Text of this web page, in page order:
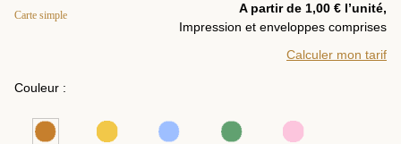
Carte simple
A partir de 1,00 € l’unité,
Impression et enveloppes comprises
Calculer mon tarif
Couleur :